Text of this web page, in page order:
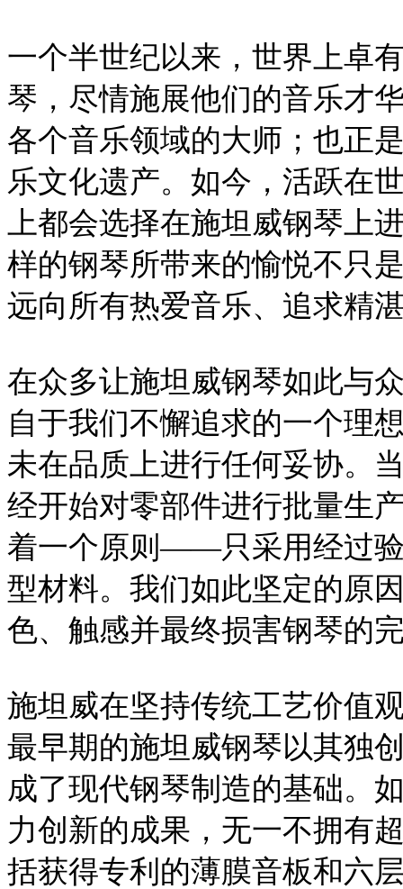
一个半世纪以来，世界上卓
琴，尽情施展他们的音乐才
各个音乐领域的大师；也正
乐文化遗产。如今，活跃在
上都会选择在施坦威钢琴上
样的钢琴所带来的愉悦不只
远向所有热爱音乐、追求精
在众多让施坦威钢琴如此与
自于我们不懈追求的一个理
未在品质上进行任何妥协。
经开始对零部件进行批量生
着一个原则——只采用经过
型材料。我们如此坚定的原
色、触感并最终损害钢琴的
施坦威在坚持传统工艺价值
最早期的施坦威钢琴以其独
成了现代钢琴制造的基础。
力创新的成果，无一不拥有
括获得专利的薄膜音板和六